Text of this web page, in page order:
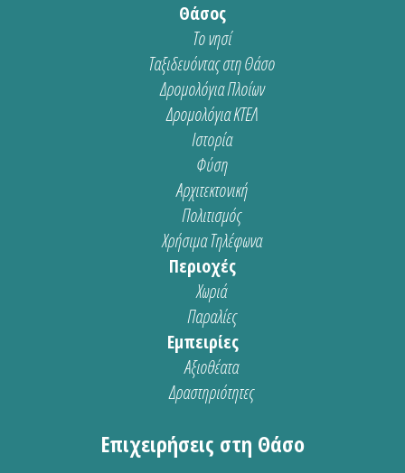
Θάσος
Το νησί
Ταξιδευόντας στη Θάσο
Δρομολόγια Πλοίων
Δρομολόγια ΚΤΕΛ
Ιστορία
Φύση
Αρχιτεκτονική
Πολιτισμός
Χρήσιμα Τηλέφωνα
Περιοχές
Χωριά
Παραλίες
Εμπειρίες
Αξιοθέατα
Δραστηριότητες
Επιχειρήσεις στη Θάσο